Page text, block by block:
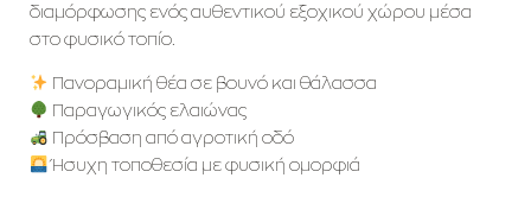
διαμόρφωσης ενός αυθεντικού εξοχικού χώρου μέσα
στο φυσικό τοπίο.
Πανοραμική θέα σε βουνό και θάλασσα
Παραγωγικός ελαιώνας
Πρόσβαση από αγροτική οδό
Ήσυχη τοποθεσία με φυσική ομορφιά